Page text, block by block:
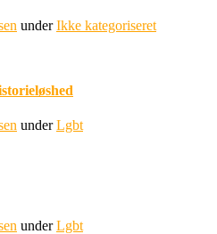
underIkke kategoriseret
underLgbt
underLgbt